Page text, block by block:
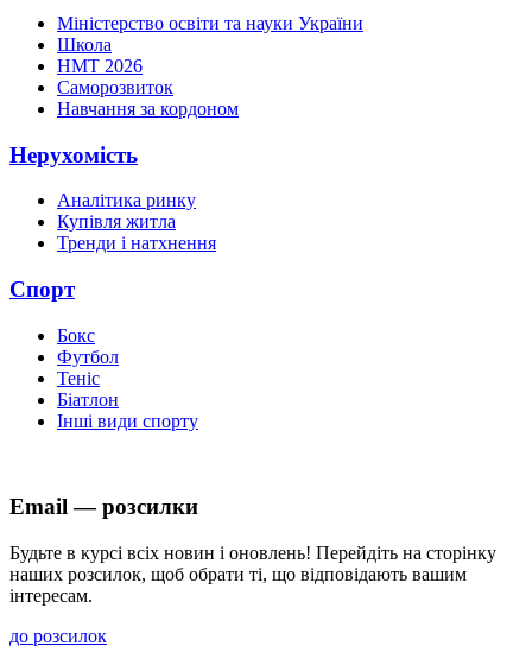
Міністерство освіти та науки України
Школа
НМТ 2026
Саморозвиток
Навчання за кордоном
Нерухомість
Аналітика ринку
Купівля житла
Тренди і натхнення
Спорт
Бокс
Футбол
Теніс
Біатлон
Інші види спорту
Email — розсилки
Будьте в курсі всіх новин і оновлень! Перейдіть на сторінку
наших розсилок, щоб обрати ті, що відповідають вашим
інтересам.
до розсилок